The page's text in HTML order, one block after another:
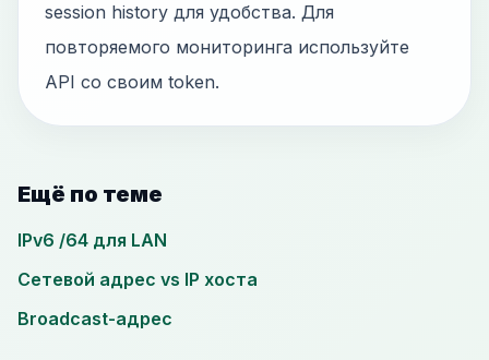
session history для удобства. Для
повторяемого мониторинга используйте
API со своим token.
Ещё по теме
IPv6 /64 для LAN
Сетевой адрес vs IP хоста
Broadcast-адрес